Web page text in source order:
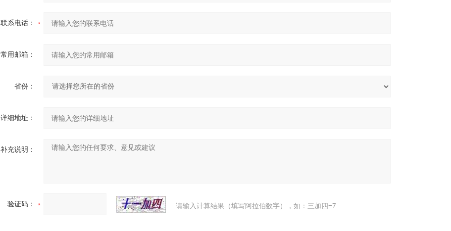
联系电话：
常用邮箱：
省份：
详细地址：
补充说明：
验证码： 请输入计算结果（填写阿拉伯数字），如：三加四=7